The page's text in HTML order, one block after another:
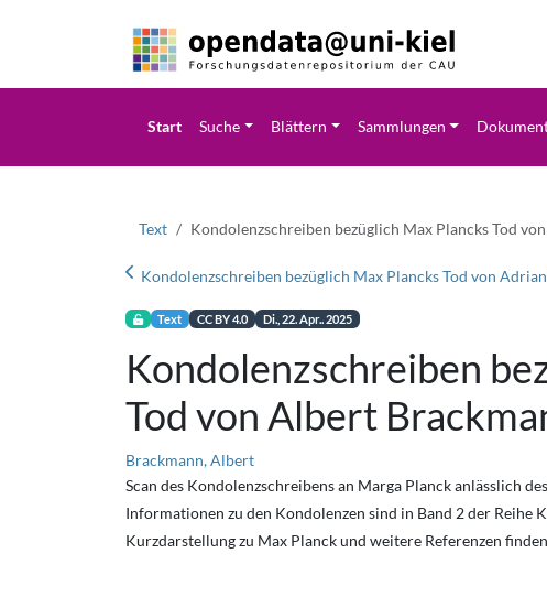
Start Suche Blättern Sammlungen
Text Kondolenzschreiben bezüglich Max Plancks Tod
Text CC BY 4.0 Di., 22. Apr.. 2025
Kondolenzschreiben
Tod von Albert
Brackmann, Albert
Scan des Kondolenzschreibens an Marga Planck anlässlich
Informationen zu den Kondolenzen sind in Band 2 der Reihe
Kurzdarstellung zu Max Planck und weitere Referenzen